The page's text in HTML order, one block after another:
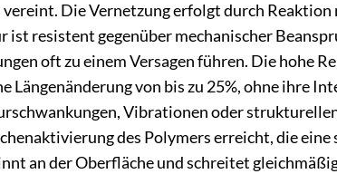
Die Vernetzung erfolgt durch
resistent gegenüber mechanischer
oft zu einem Versagen führen. Die hohe
Längenänderung von bis zu 25%, ohne ihre
Vibrationen oder
des Polymers erreicht, die
an der Oberfläche und schreitet